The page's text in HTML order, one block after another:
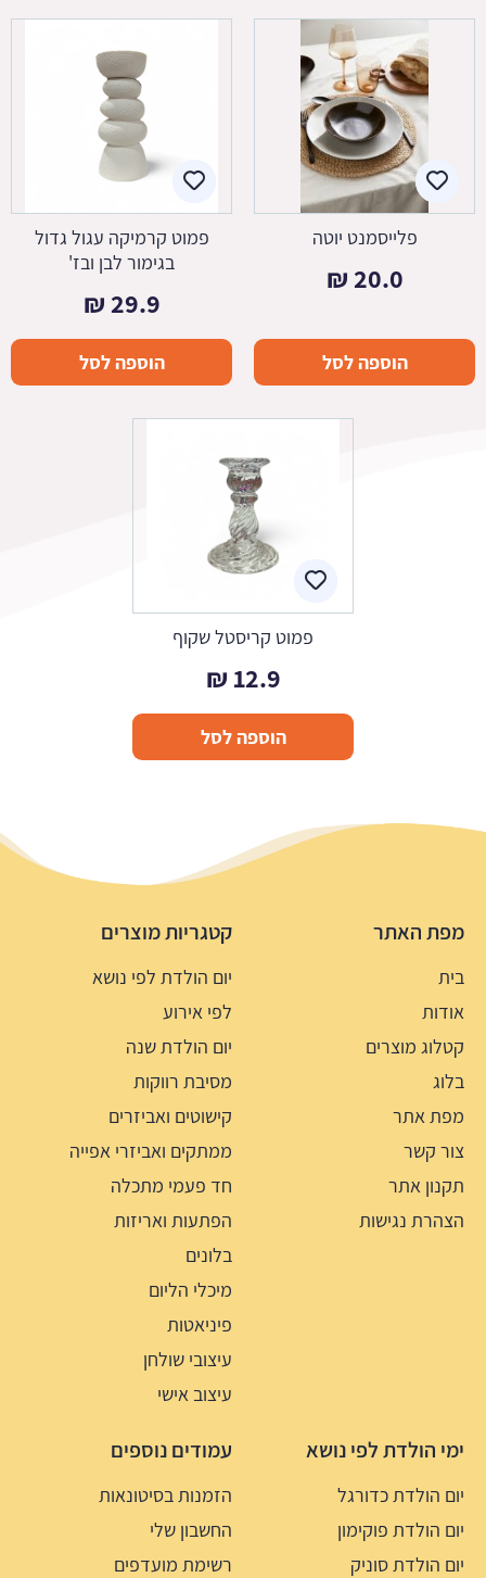
פלייסמנט יוטה
20.0
₪
הוספה לסל
פמוט קרמיקה עגול גדול
בגימור לבן ובז'
29.9
₪
הוספה לסל
פמוט קריסטל שקוף
12.9
₪
הוספה לסל
מפת האתר
בית
אודות
קטלוג מוצרים
בלוג
מפת אתר
צור קשר
תקנון אתר
הצהרת נגישות
קטגריות מוצרים
יום הולדת לפי נושא
לפי אירוע
יום הולדת שנה
מסיבת רווקות
קישוטים ואביזרים
ממתקים ואביזרי אפייה
חד פעמי מתכלה
הפתעות ואריזות
בלונים
מיכלי הליום
פיניאטות
עיצובי שולחן
עיצוב אישי
ימי הולדת לפי נושא
יום הולדת כדורגל
יום הולדת פוקימון
יום הולדת סוניק
עמודים נוספים
הזמנות בסיטונאות
החשבון שלי
רשימת מועדפים